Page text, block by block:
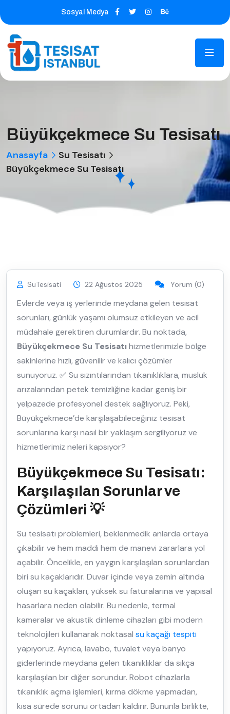
Sosyal Medya
Büyükçekmece Su Tesisatı
Anasayfa
Su Tesisatı
Büyükçekmece Su Tesisatı
SuTesisati 22 Ağustos 2025 Yorum (0)
Evlerde veya iş yerlerinde meydana gelen tesisat
sorunları, günlük yaşamı olumsuz etkileyen ve acil
müdahale gerektiren durumlardır. Bu noktada,
Büyükçekmece Su Tesisatıhizmetlerimizle bölge
sakinlerine hızlı, güvenilir ve kalıcı çözümler
sunuyoruz. ✅ Su sızıntılarından tıkanıklıklara, musluk
arızalarından petek temizliğine kadar geniş bir
yelpazede profesyonel destek sağlıyoruz. Peki,
Büyükçekmece’de karşılaşabileceğiniz tesisat
sorunlarına karşı nasıl bir yaklaşım sergiliyoruz ve
hizmetlerimiz neleri kapsıyor?
Büyükçekmece Su Tesisatı:
Karşılaşılan Sorunlar ve
Çözümleri 💡
Su tesisatı problemleri, beklenmedik anlarda ortaya
çıkabilir ve hem maddi hem de manevi zararlara yol
açabilir. Öncelikle, en yaygın karşılaşılan sorunlardan
biri su kaçaklarıdır. Duvar içinde veya zemin altında
oluşan su kaçakları, yüksek su faturalarına ve yapısal
hasarlara neden olabilir. Bu nedenle, termal
kameralar ve akustik dinleme cihazları gibi modern
teknolojileri kullanarak noktasal su kaçağı tespiti
yapıyoruz. Ayrıca, lavabo, tuvalet veya banyo
giderlerinde meydana gelen tıkanıklıklar da sıkça
karşılaşılan bir diğer sorundur. Robot cihazlarla
tıkanıklık açma işlemleri, kırma dökme yapmadan,
kısa sürede sorunu ortadan kaldırır. Bununla birlikte,